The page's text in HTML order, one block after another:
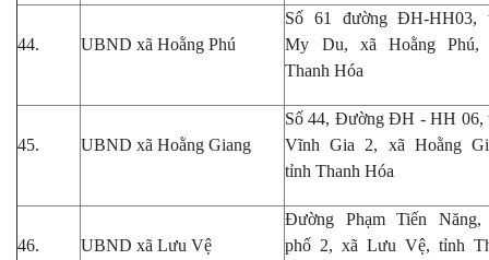
44. UBND xã Hoằng Phú
Số 61 đường ĐH-HH03,
My Du, xã Hoằng Phú,
Thanh Hóa
45. UBND xã Hoằng Giang
Số 44, Đường ĐH - HH 06,
Vĩnh Gia 2, xã Hoằng
tỉnh Thanh Hóa
46. UBND xã Lưu Vệ
Đường Phạm Tiến Năng,
phố 2, xã Lưu Vệ, tỉnh